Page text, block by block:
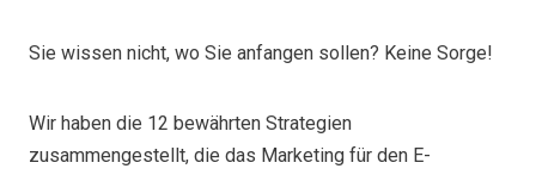
Sie wissen nicht, wo Sie anfangen sollen? Keine Sorge!
Wir haben die 12 bewährten Strategien
zusammengestellt, die das Marketing für den E-